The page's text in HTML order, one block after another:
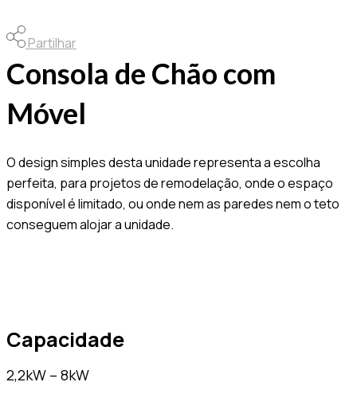
Partilhar
Consola de Chão com
Móvel
O design simples desta unidade representa a escolha
perfeita, para projetos de remodelação, onde o espaço
disponível é limitado, ou onde nem as paredes nem o teto
conseguem alojar a unidade.
Capacidade
2,2kW – 8kW